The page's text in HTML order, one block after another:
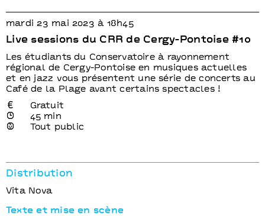
mardi 23 mai 2023 à 18h45
Live sessions du CRR de Cergy-Pontoise #10
Les étudiants du Conservatoire à rayonnement
régional de Cergy-Pontoise en musiques actuelles
et en jazz vous présentent une série de concerts au
Café de la Plage avant certains spectacles !
Gratuit
45 min
Tout public
Distribution
Vita Nova
Texte et mise en scène